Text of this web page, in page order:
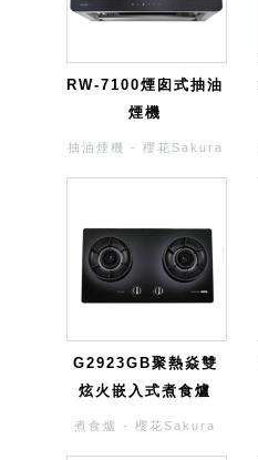
RW-7100煙囱式抽油
煙機
抽油煙機 - 櫻花Sakura
G2923GB聚熱焱雙
炫火嵌入式煮食爐
煮食爐 - 櫻花Sakura